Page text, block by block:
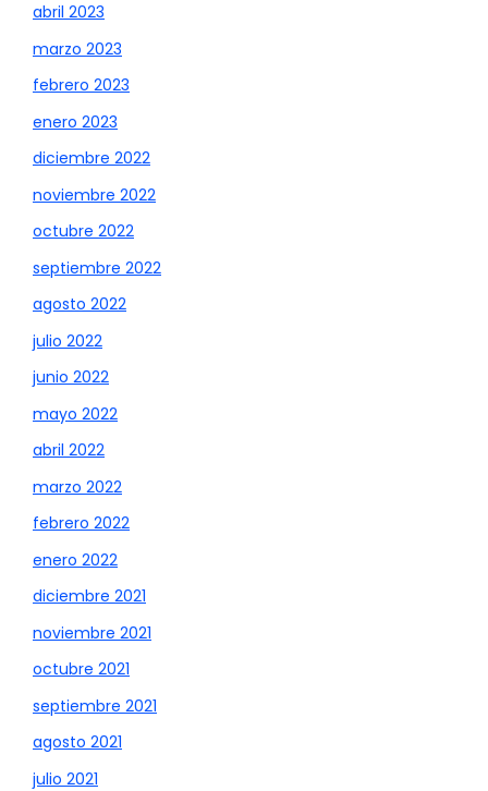
abril 2023
marzo 2023
febrero 2023
enero 2023
diciembre 2022
noviembre 2022
octubre 2022
septiembre 2022
agosto 2022
julio 2022
junio 2022
mayo 2022
abril 2022
marzo 2022
febrero 2022
enero 2022
diciembre 2021
noviembre 2021
octubre 2021
septiembre 2021
agosto 2021
julio 2021